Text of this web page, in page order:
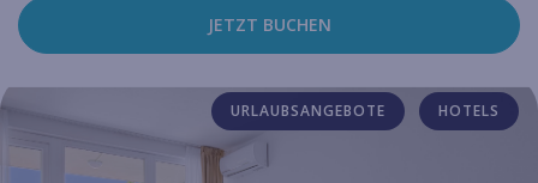
JETZT BUCHEN
URLAUBSANGEBOTE HOTELS